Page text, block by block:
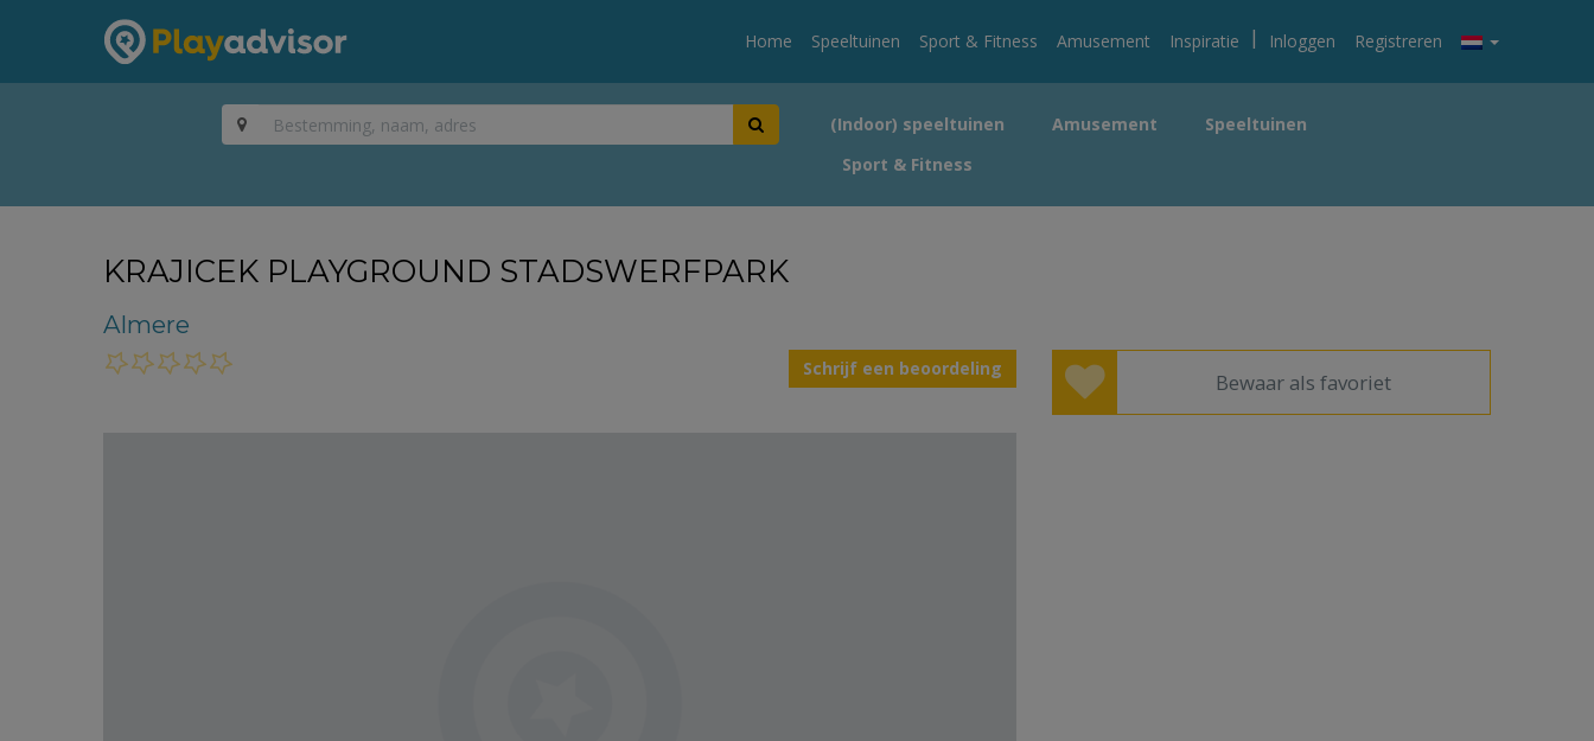
Home Speeltuinen Sport & Fitness Amusement Inspiratie | Inloggen Registreren
(Indoor) speeltuinen Amusement
Speeltuinen
Sport & Fitness
KRAJICEK PLAYGROUND STADSWERFPARK
Almere
Schrijf een beoordeling
Bewaar als favoriet